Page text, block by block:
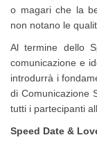
o magari che la
non notano le
Al termine dello
comunicazione e
introdurrà i
di Comunicazione
tutti i partecipanti
Speed Date &